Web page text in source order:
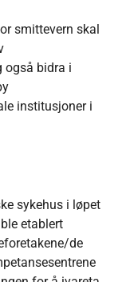
smittevern skal
også bidra i
institusjoner i
sykehus i løpet
etablert
de